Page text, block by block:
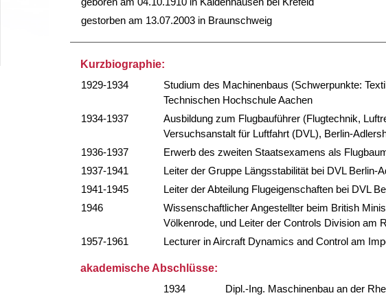
gestorben am 13.07.2003 in Braunschweig
Kurzbiographie:
1929-1934
Studium des Machinenbaus (Schwerpunkte:
Technischen Hochschule Aachen
1934-1937
Ausbildung zum Flugbauführer (Flugtechnik,
Versuchsanstalt für Luftfahrt (DVL), Berlin-
1936-1937
Erwerb des zweiten Staatsexamens als
1937-1941
Leiter der Gruppe Längsstabilität bei DVL Berlin-
1941-1945
Leiter der Abteilung Flugeigenschaften bei DVL
1946
Wissenschaftlicher Angestellter beim British
Völkenrode, und Leiter der Controls Division am
1957-1961
Lecturer in Aircraft Dynamics and Control am
akademische Abschlüsse:
1934
Dipl.-Ing. Maschinenbau an der